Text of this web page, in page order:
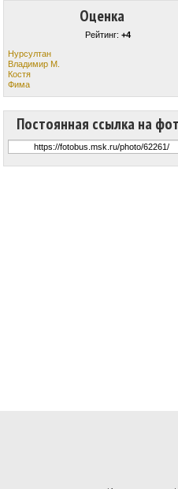
Оценка
Рейтинг: +4
Нурсултан
Владимир М.
Костя
Фима
Постоянная ссылка на